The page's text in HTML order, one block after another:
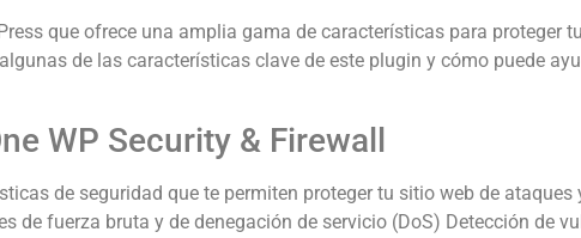
que ofrece una amplia gama de características para proteger
de las características clave de este plugin y cómo puede
WP Security & Firewall
de seguridad que te permiten proteger tu sitio web de ataques
fuerza bruta y de denegación de servicio (DoS) Detección de